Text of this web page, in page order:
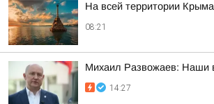
На всей территории
08:21
Михаил Развожаев: Наши
14:27